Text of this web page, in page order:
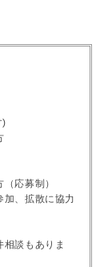
)
応募制）
加、拡散に協力
談もありま